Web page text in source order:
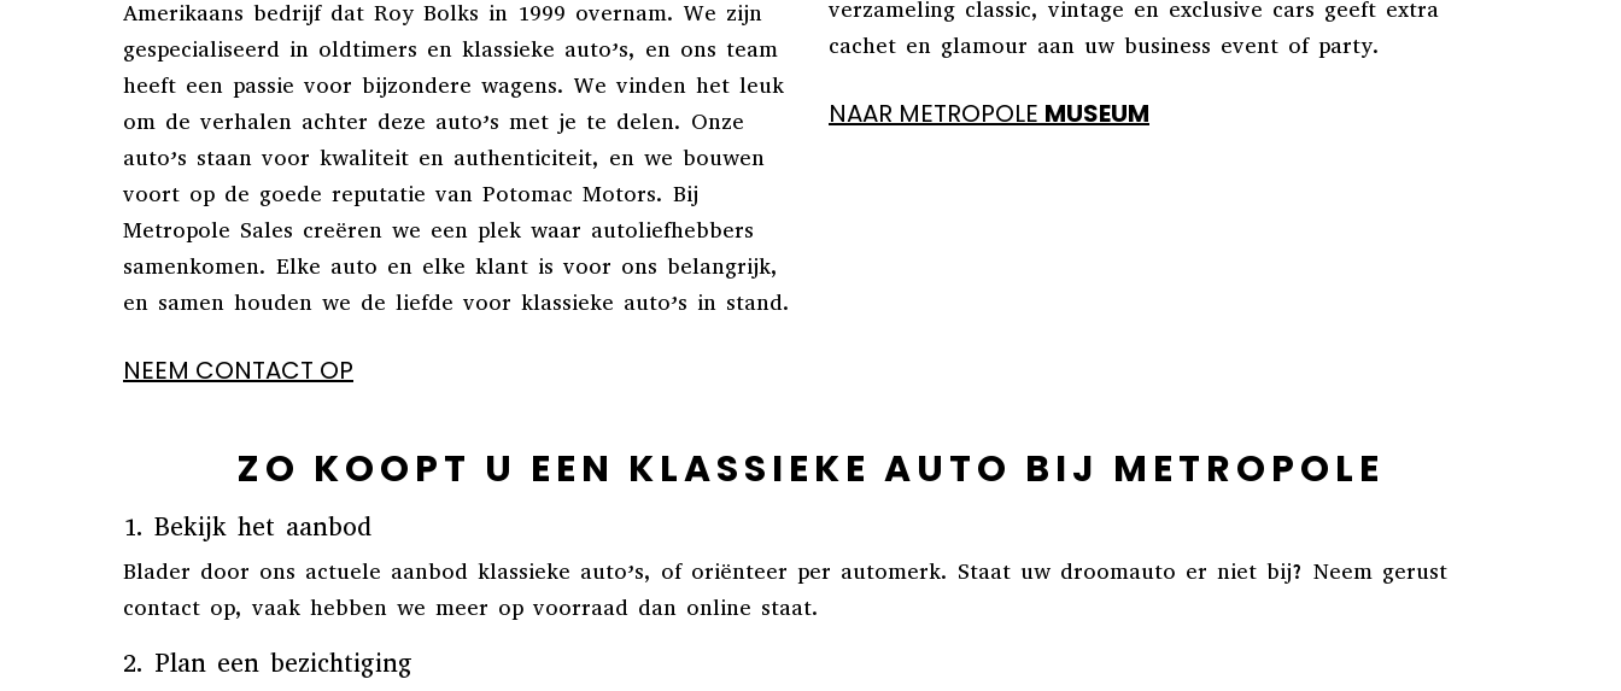
Amerikaans bedrijf dat Roy Bolks in 1999 overnam. We zijn
gespecialiseerd in oldtimers en klassieke auto’s, en ons team
heeft een passie voor bijzondere wagens. We vinden het leuk
om de verhalen achter deze auto’s met je te delen. Onze
auto’s staan voor kwaliteit en authenticiteit, en we bouwen
voort op de goede reputatie van Potomac Motors. Bij
Metropole Sales creëren we een plek waar autoliefhebbers
samenkomen. Elke auto en elke klant is voor ons belangrijk,
en samen houden we de liefde voor klassieke auto’s in stand.
NEEM CONTACT OP
verzameling classic, vintage en exclusive cars geeft extra
cachet en glamour aan uw business event of party.
NAAR METROPOLE MUSEUM
ZO KOOPT U EEN KLASSIEKE AUTO BIJ METROPOLE
1. Bekijk het aanbod
Blader door ons actuele aanbod klassieke auto’s, of oriënteer per automerk. Staat uw droomauto er niet bij? Neem gerust
contact op, vaak hebben we meer op voorraad dan online staat.
2. Plan een bezichtiging